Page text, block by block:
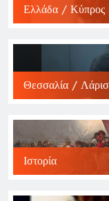
Ελλάδα / Κύπρος
Θεσσαλία /
Ιστορία